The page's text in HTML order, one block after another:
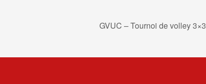
GVUC – Tournoi de volley 3×3